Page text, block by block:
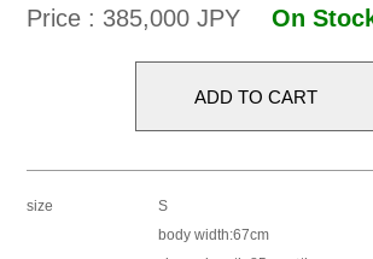
Price : 385,000 JPYOn
size
S
body width:67cm